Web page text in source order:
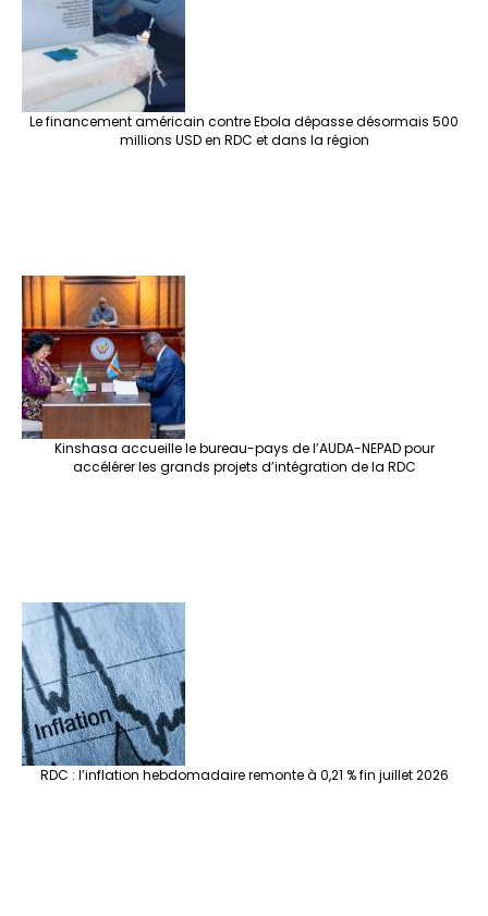
Le financement américain contre Ebola dépasse désormais 500
millions USD en RDC et dans la région
Kinshasa accueille le bureau-pays de l’AUDA-NEPAD pour
accélérer les grands projets d’intégration de la RDC
RDC : l’inflation hebdomadaire remonte à 0,21 % fin juillet 2026